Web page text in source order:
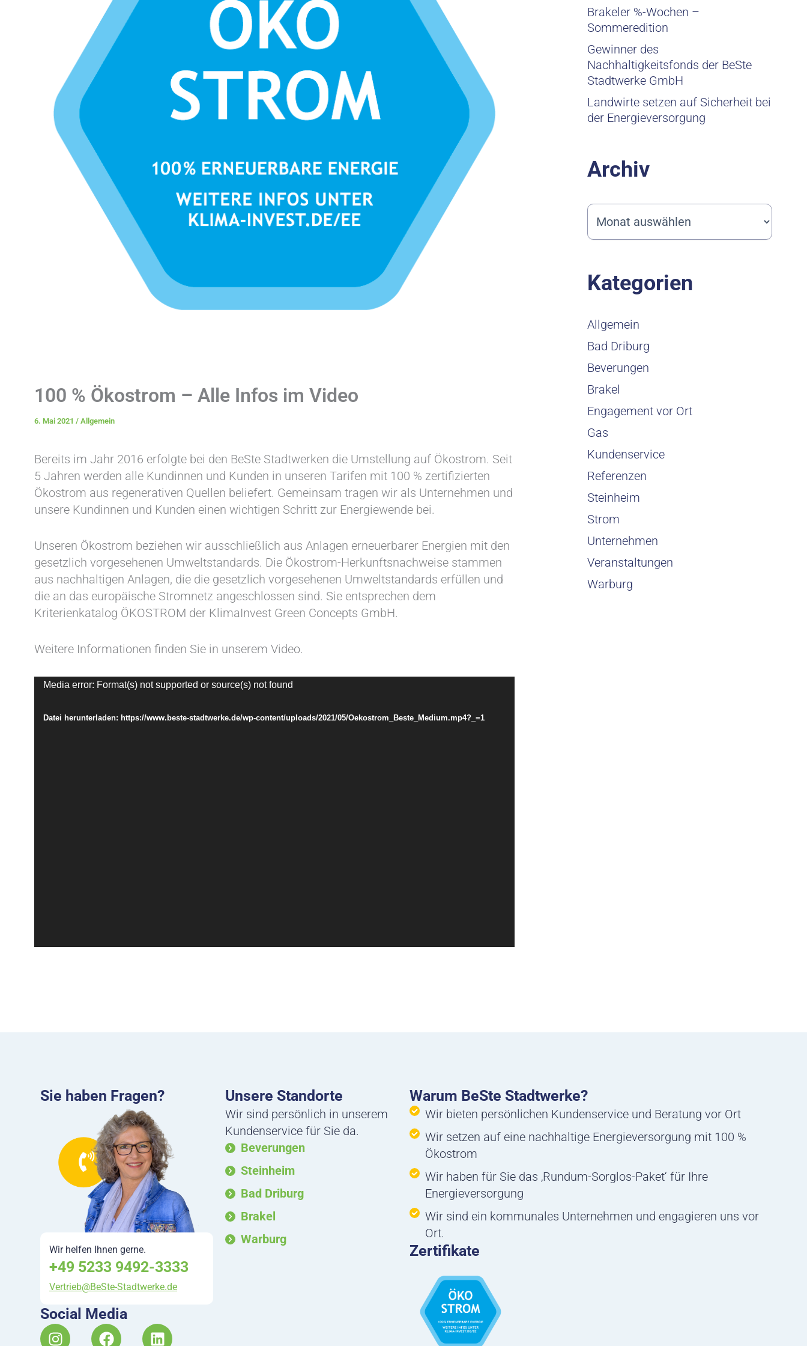
100 % Ökostrom – Alle Infos im Video
6. Mai 2021 / Allgemein
Bereits im Jahr 2016 erfolgte bei den BeSte Stadtwerken die Umstellung auf Ökostrom. Seit
5 Jahren werden alle Kundinnen und Kunden in unseren Tarifen mit 100 % zertifizierten
Ökostrom aus regenerativen Quellen beliefert. Gemeinsam tragen wir als Unternehmen und
unsere Kundinnen und Kunden einen wichtigen Schritt zur Energiewende bei.
Unseren Ökostrom beziehen wir ausschließlich aus Anlagen erneuerbarer Energien mit den
gesetzlich vorgesehenen Umweltstandards. Die Ökostrom-Herkunftsnachweise stammen
aus nachhaltigen Anlagen, die die gesetzlich vorgesehenen Umweltstandards erfüllen und
die an das europäische Stromnetz angeschlossen sind. Sie entsprechen dem
Kriterienkatalog ÖKOSTROM der KlimaInvest Green Concepts GmbH.
Weitere Informationen finden Sie in unserem Video.
Video-
Media error: Format(s) not supported or source(s) not found
Datei herunterladen: https://www.beste-stadtwerke.de/wp-content/uploads/2021/05/Oekostrom_Beste_Medium.mp4?_=1
Brakeler %-Wochen –
Sommeredition
Gewinner des
Nachhaltigkeitsfonds der BeSte
Stadtwerke GmbH
Landwirte setzen auf Sicherheit bei
der Energieversorgung
Archiv
Kategorien
Allgemein
Bad Driburg
Beverungen
Brakel
Engagement vor Ort
Gas
Kundenservice
Referenzen
Steinheim
Strom
Unternehmen
Veranstaltungen
Warburg
Sie haben Fragen?
Wir helfen Ihnen gerne.
+49 5233 9492-3333
Vertrieb@BeSte-Stadtwerke.de
Social Media
I
F
L
Unsere Standorte
Wir sind persönlich in unserem
Kundenservice für Sie da.
Beverungen
Steinheim
Bad Driburg
Brakel
Warburg
Warum BeSte Stadtwerke?
Wir bieten persönlichen Kundenservice und Beratung vor Ort
Wir setzen auf eine nachhaltige Energieversorgung mit 100 %
Ökostrom
Wir haben für Sie das ‚Rundum-Sorglos-Paket‘ für Ihre
Energieversorgung
Wir sind ein kommunales Unternehmen und engagieren uns vor
Ort.
Zertifikate